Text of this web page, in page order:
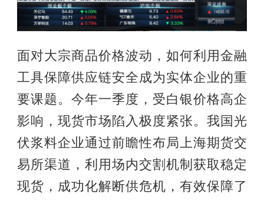
面对大宗商品价格波动，如何利用金融
工具保障供应链安全成为实体企业的重
要课题。今年一季度，受白银价格高企
影响，现货市场陷入极度紧张。我国光
伏浆料企业通过前瞻性布局上海期货交
易所渠道，利用场内交割机制获取稳定
现货，成功化解断供危机，有效保障了